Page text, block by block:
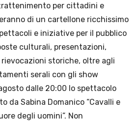
per cittadini e
di un cartellone ricchissimo
e iniziative per il pubblico
culturali, presentazioni,
storiche, oltre agli
serali con gli show
dalle 20:00 lo spettacolo
da Sabina Domanico “Cavalli e
degli uomini”. Non